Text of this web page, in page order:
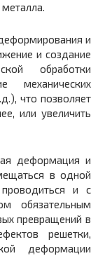
и
и создание
обработки
механических
что позволяет
или увеличить
деформация и
в одной
и с
обязательным
превращений в
решетки,
деформации